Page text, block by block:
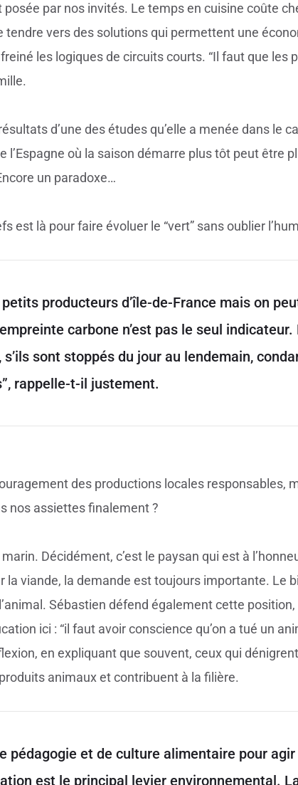
par nos invités. Le temps en cuisine coûte
vers des solutions qui permettent une
les logiques de circuits courts. “Il faut que les
d’une des études qu’elle a menée dans le
où la saison démarre plus tôt peut être
un paradoxe…
est là pour faire évoluer le “vert” sans oublier
producteurs d’île-de-France mais on
carbone n’est pas le seul
sont stoppés du jour au lendemain,
rappelle-t-il justement.
des productions locales responsables,
nos assiettes finalement ?
Décidément, c’est le paysan qui est à
la viande, la demande est toujours importante. Le
Sébastien défend également cette position,
ici : “il faut avoir conscience qu’on a tué un
en expliquant que souvent, ceux qui
animaux et contribuent à la filière.
pédagogie et de culture alimentaire pour
est le principal levier environnemental.